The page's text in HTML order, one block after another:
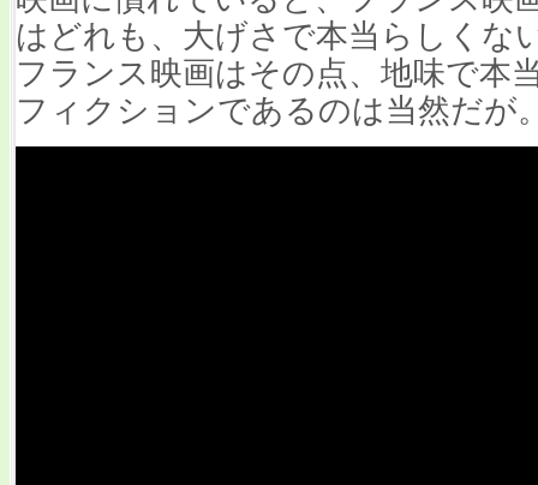
はどれも、大げさで本当らしくな
フランス映画はその点、地味で本
フィクションであるのは当然だが